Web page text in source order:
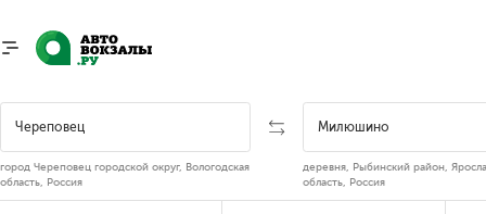
город Череповец городской округ, Вологодская
область, Россия
деревня, Рыбинский район,
область, Россия